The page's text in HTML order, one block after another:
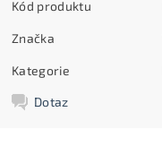
Kód produktu
Značka
Kategorie
Dotaz